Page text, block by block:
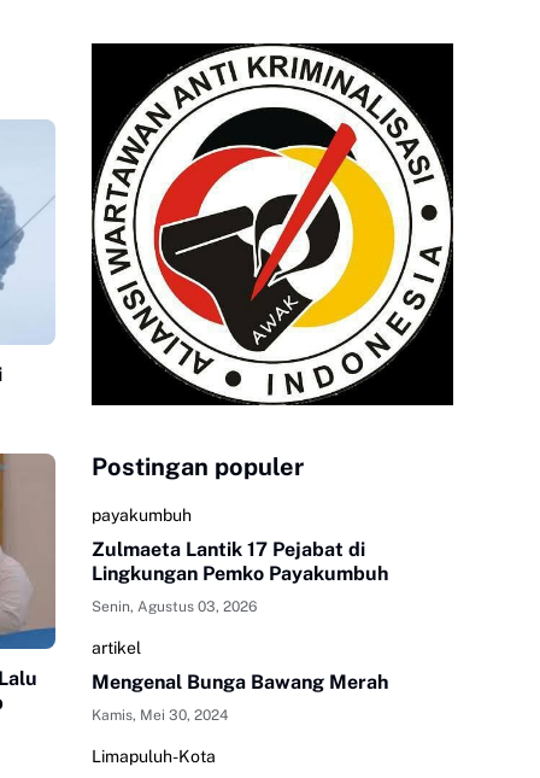
Postingan populer
payakumbuh
Zulmaeta Lantik 17 Pejabat di
Lingkungan Pemko Payakumbuh
Senin, Agustus 03, 2026
artikel
Mengenal Bunga Bawang Merah
Kamis, Mei 30, 2024
Limapuluh-Kota